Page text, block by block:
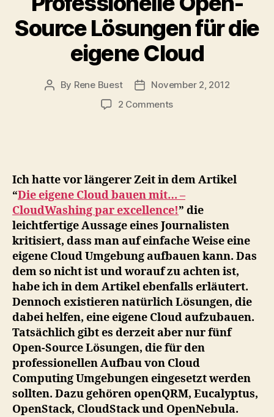
Source Lösungen für die
eigene Cloud
Post
By Rene Buest
PostNovember 2, 2012
2 Commentson
die
eigene
Cloud
Ich hatte vor längerer Zeit in dem Artikel
“Die eigene Cloud bauen mit… –
CloudWashing par excellence!” die
leichtfertige Aussage eines Journalisten
kritisiert, dass man auf einfache Weise eine
eigene Cloud Umgebung aufbauen kann. Das
dem so nicht ist und worauf zu achten ist,
habe ich in dem Artikel ebenfalls erläutert.
Dennoch existieren natürlich Lösungen, die
dabei helfen, eine eigene Cloud aufzubauen.
Tatsächlich gibt es derzeit aber nur fünf
Open-Source Lösungen, die für den
professionellen Aufbau von Cloud
Computing Umgebungen eingesetzt werden
sollten. Dazu gehören openQRM, Eucalyptus,
OpenStack, CloudStack und OpenNebula.